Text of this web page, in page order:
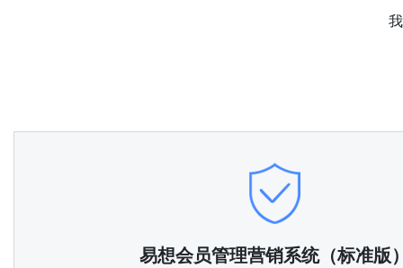
易想会员管理营销系统（标准版